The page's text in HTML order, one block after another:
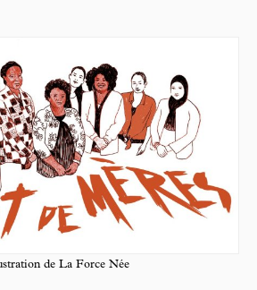
de La Force Née